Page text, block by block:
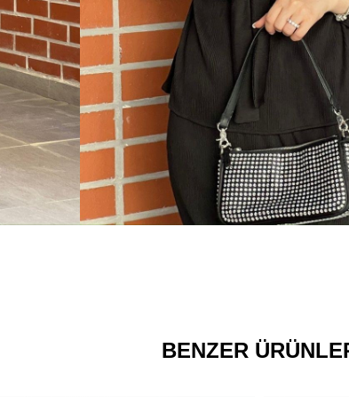
BENZER